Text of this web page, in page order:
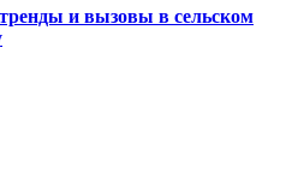
и вызовы в сельском